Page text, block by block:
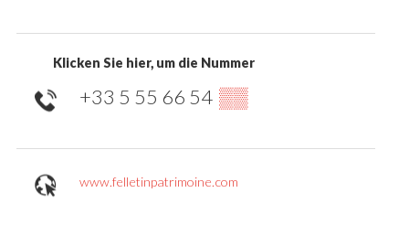
Klicken Sie hier, um die Nummer
+33 5 55 66 54 ▒▒
www.felletinpatrimoine.com